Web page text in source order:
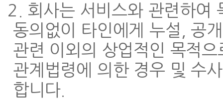
2. 회사는 서비스와 관련하여
동의없이 타인에게 누설, 공
관련 이외의 상업적인 목적
관계법령에 의한 경우 및 수
합니다.